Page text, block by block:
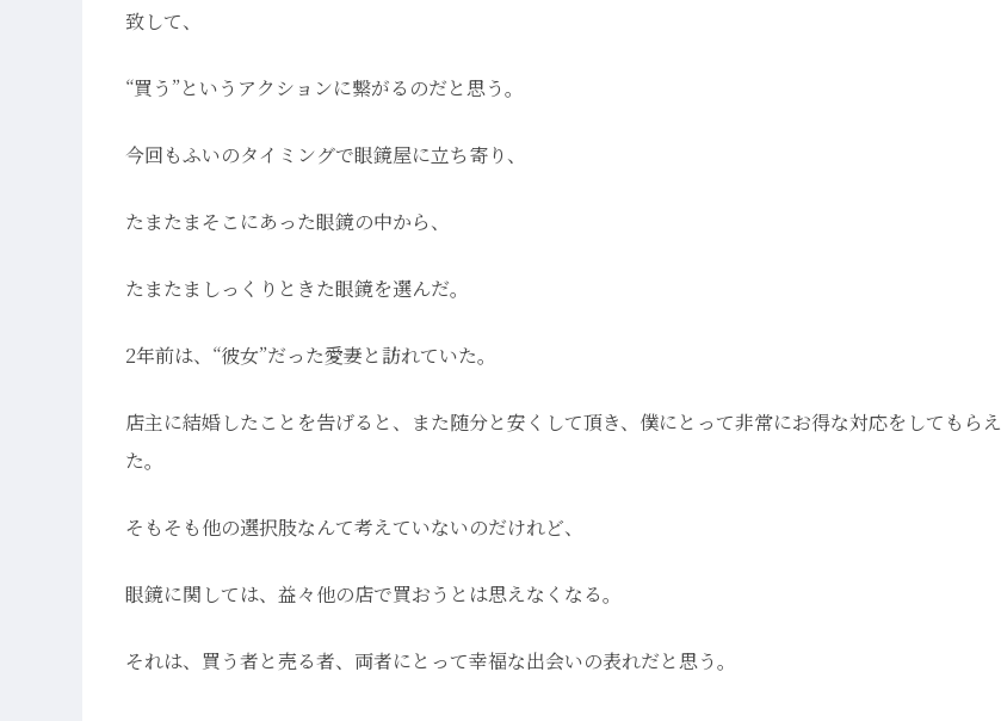
致して、
“買う”というアクションに繋がるのだと思う。
今回もふいのタイミングで眼鏡屋に立ち寄り、
たまたまそこにあった眼鏡の中から、
たまたましっくりときた眼鏡を選んだ。
2年前は、“彼女”だった愛妻と訪れていた。
店主に結婚したことを告げると、また随分と安くして頂き、僕にとって非常にお得な対応をしてもらえ
た。
そもそも他の選択肢なんて考えていないのだけれど、
眼鏡に関しては、益々他の店で買おうとは思えなくなる。
それは、買う者と売る者、両者にとって幸福な出会いの表れだと思う。